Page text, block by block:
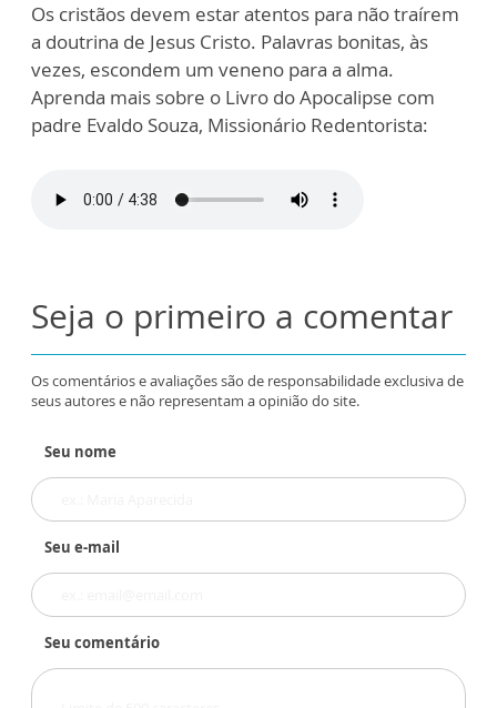
Os cristãos devem estar atentos para não traírem
a doutrina de Jesus Cristo. Palavras bonitas, às
vezes, escondem um veneno para a alma.
Aprenda mais sobre o Livro do Apocalipse com
padre Evaldo Souza, Missionário Redentorista:
Seja o primeiro a comentar
Os comentários e avaliações são de responsabilidade exclusiva de
seus autores e não representam a opinião do site.
Seu nome
Seu e-mail
Seu comentário